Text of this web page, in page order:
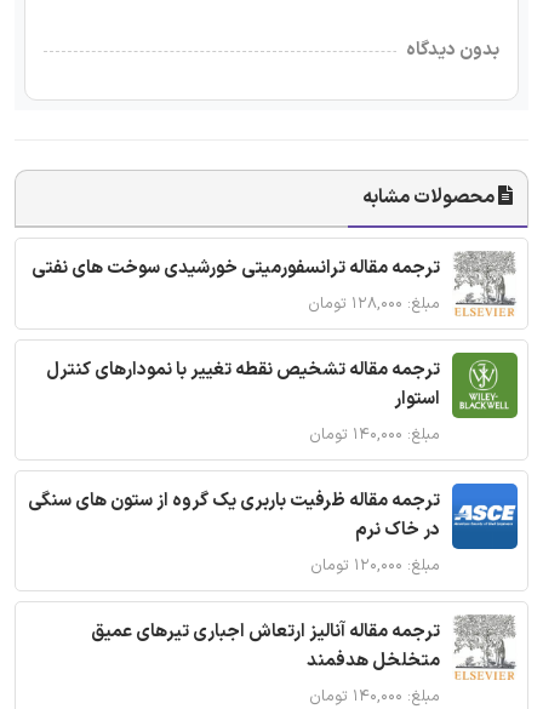
بدون دیدگاه
محصولات مشابه
ترجمه مقاله ترانسفورمیتی خورشیدی سوخت های نفتی
مبلغ: ۱۲۸,۰۰۰ تومان
ترجمه مقاله تشخیص نقطه تغییر با نمودارهای کنترل
استوار
مبلغ: ۱۴۰,۰۰۰ تومان
ترجمه مقاله ظرفیت باربری یک گروه از ستون های سنگی
در خاک نرم
مبلغ: ۱۲۰,۰۰۰ تومان
ترجمه مقاله آنالیز ارتعاش اجباری تیرهای عمیق
متخلخل هدفمند
مبلغ: ۱۴۰,۰۰۰ تومان